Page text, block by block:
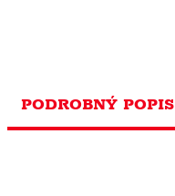
PODROBNÝ POPIS